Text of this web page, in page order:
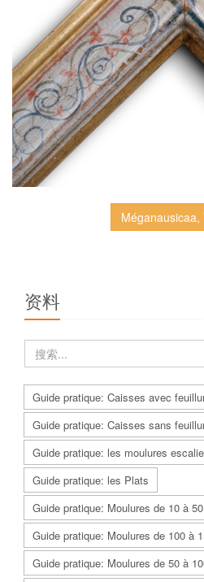
Méganausicaa,
资料
Guide pratique: Caisses avec
Guide pratique: Caisses sans
Guide pratique: les moulures
Guide pratique: les Plats
Guide pratique: Moulures de 10 à
Guide pratique: Moulures de 100 à
Guide pratique: Moulures de 50 à